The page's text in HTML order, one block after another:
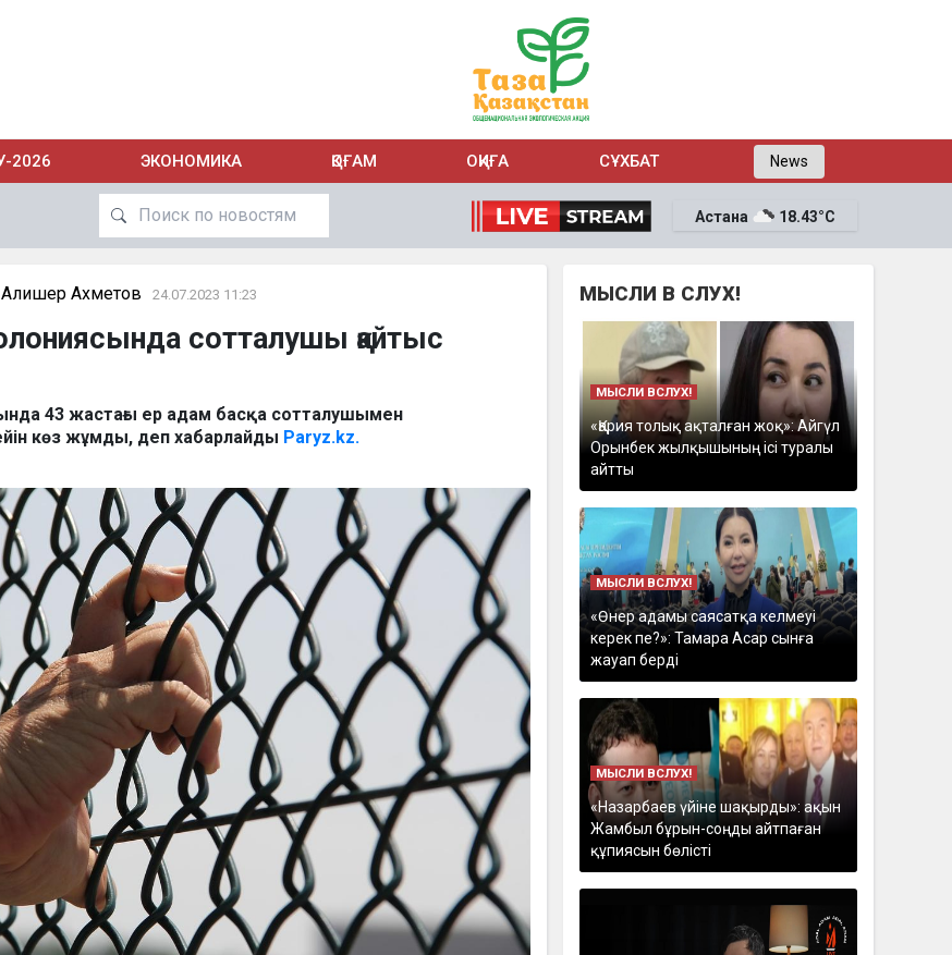
2026 ЭКОНОМИКА ҚОҒАМ ОҚИҒА СҰХБАТ News
Астана 18.43°C
Алишер Ахметов 24.07.2023 11:23
сотталушы қайтыс
43 жастағы ер адам басқа сотталушымен
көз жұмды, деп хабарлайды Paryz.kz.
МЫСЛИ В СЛУХ!
МЫСЛИ ВСЛУХ!
«Қария толық ақталған жоқ»: Айгүл
Орынбек жылқышының ісі туралы
айтты
МЫСЛИ ВСЛУХ!
«Өнер адамы саясатқа келмеуі
керек пе?»: Тамара Асар сынға
жауап берді
МЫСЛИ ВСЛУХ!
«Назарбаев үйіне шақырды»: ақын
Жамбыл бұрын-соңды айтпаған
құпиясын бөлісті